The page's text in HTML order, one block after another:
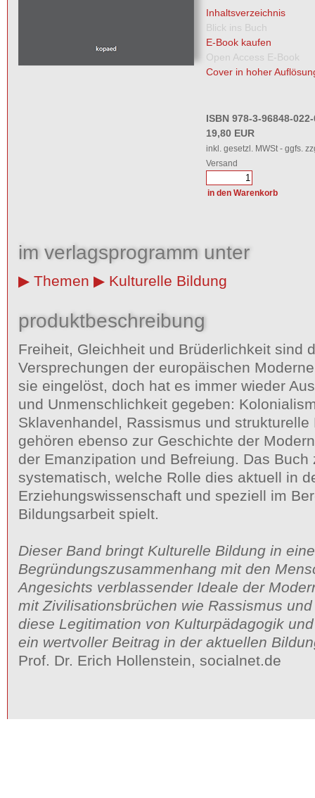
Inhaltsverzeichnis
Blick ins Buch
E-Book kaufen
Open Access E-Book
Cover in hoher
ISBN 978-3-96848-
19,80 EUR
inkl. gesetzl. MWSt - ggfs.
Versand
im verlagsprogramm unter
Themen Kulturelle Bildung
produktbeschreibung
Freiheit, Gleichheit und Brüderlichkeit sind
Versprechungen der europäischen
sie eingelöst, doch hat es immer wieder
und Unmenschlichkeit gegeben:
Sklavenhandel, Rassismus und strukturelle
gehören ebenso zur Geschichte der
der Emanzipation und Befreiung. Das
systematisch, welche Rolle dies aktuell in
Erziehungswissenschaft und speziell im
Bildungsarbeit spielt.
Dieser Band bringt Kulturelle Bildung in
Begründungszusammenhang mit den
Angesichts verblassender Ideale der
mit Zivilisationsbrüchen wie Rassismus
diese Legitimation von Kulturpädagogik
ein wertvoller Beitrag in der aktuellen
Prof. Dr. Erich Hollenstein, socialnet.de